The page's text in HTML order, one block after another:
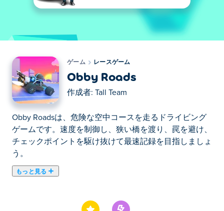
ゲーム レースゲーム
Obby Roads
作成者: Tall Team
Obby Roadsは、危険な空中コースを走るドライビング
ゲームです。速度を制御し、狭い橋を渡り、罠を避け、
チェックポイントを駆け抜けて最速記録を目指しましょ
う。
もっと見る
ンラインゲームです。障害物を飛び越え、トリッキーな